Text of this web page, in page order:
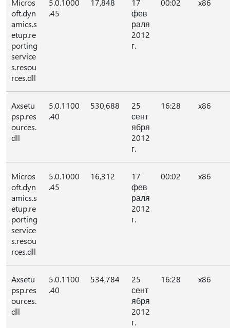
Micros
oft.dyn
amics.s
etup.re
porting
service
s.resou
rces.dll
5.0.1000
.45
17,848
17
фев
раля
2012
г.
00:02 x86
Axsetu
psp.res
ources.
dll
5.0.1100
.40
530,688
25
сент
ября
2012
г.
16:28 x86
Micros
oft.dyn
amics.s
etup.re
porting
service
s.resou
rces.dll
5.0.1000
.45
16,312
17
фев
раля
2012
г.
00:02 x86
Axsetu
psp.res
ources.
dll
5.0.1100
.40
534,784
25
сент
ября
2012
г.
16:28 x86